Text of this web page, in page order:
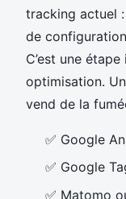
tracking actuel
de
C’est une
optimisation.
vend de la
✅ Google
✅ Google
✅ Matomo